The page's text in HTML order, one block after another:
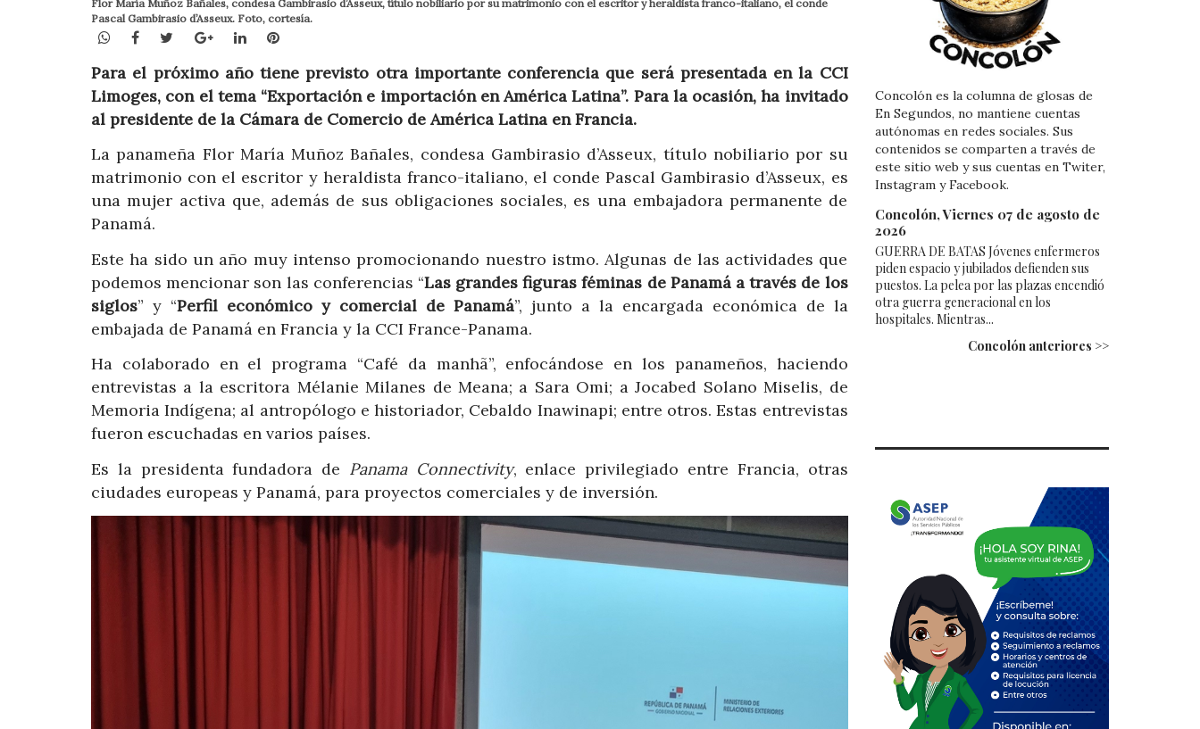
Flor María Muñoz Bañales, condesa Gambirasio d’Asseux, título nobiliario por su matrimonio con el escritor y heraldista franco-italiano, el conde
Pascal Gambirasio d’Asseux. Foto, cortesía.
WhatsApp
Facebook
TwitterGoogle+LinkedInPinterest
Para el próximo año tiene previsto otra importante conferencia que será presentada en la CCI
Limoges, con el tema “Exportación e importación en América Latina”. Para la ocasión, ha invitado
al presidente de la Cámara de Comercio de América Latina en Francia.
La panameña Flor María Muñoz Bañales, condesa Gambirasio d’Asseux, título nobiliario por su
matrimonio con el escritor y heraldista franco-italiano, el conde Pascal Gambirasio d’Asseux, es
una mujer activa que, además de sus obligaciones sociales, es una embajadora permanente de
Panamá.
Este ha sido un año muy intenso promocionando nuestro istmo. Algunas de las actividades que
podemos mencionar son las conferencias “Las grandes figuras féminas de Panamá a través de los
siglos” y “Perfil económico y comercial de Panamá”, junto a la encargada económica de la
embajada de Panamá en Francia y la CCI France-Panama.
Ha colaborado en el programa “Café da manhã”, enfocándose en los panameños, haciendo
entrevistas a la escritora Mélanie Milanes de Meana; a Sara Omi; a Jocabed Solano Miselis, de
Memoria Indígena; al antropólogo e historiador, Cebaldo Inawinapi; entre otros. Estas entrevistas
fueron escuchadas en varios países.
Es la presidenta fundadora de Panama Connectivity, enlace privilegiado entre Francia, otras
ciudades europeas y Panamá, para proyectos comerciales y de inversión.
Concolón es la columna de glosas de
En Segundos, no mantiene cuentas
autónomas en redes sociales. Sus
contenidos se comparten a través de
este sitio web y sus cuentas en Twiter,
Instagram y Facebook.
Concolón, Viernes 07 de agosto de
2026
GUERRA DE BATAS Jóvenes enfermeros
piden espacio y jubilados defienden sus
puestos. La pelea por las plazas encendió
otra guerra generacional en los
hospitales. Mientras...
Concolón anteriores >>